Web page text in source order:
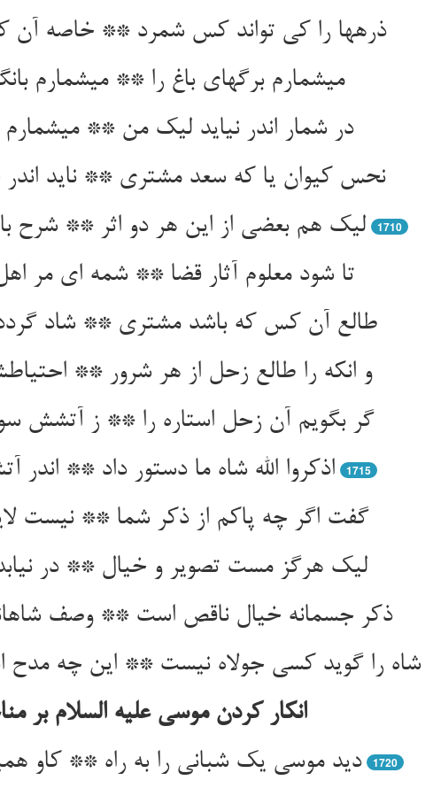
ذره‏ها را کی تواند کس شمرد ** خاصه آن
می‏شمارم برگهای باغ را ** می‏شمارم
در شمار اندر نیاید لیک من **
نحس کیوان یا که سعد مشتری ** ناید
لیک هم بعضی از این هر دو اثر ** شرح
1710
تا شود معلوم آثار قضا ** شمه ای مر
طالع آن کس که باشد مشتری ** شاد
و انکه را طالع زحل از هر شرور **
گر بگویم آن زحل استاره را ** ز آتشش
اذکروا الله شاه ما دستور داد ** اندر
1715
گفت اگر چه پاکم از ذکر شما ** نیست
لیک هرگز مست تصویر و خیال ** در نیابد
ذکر جسمانه خیال ناقص است ** وصف
شاه را گوید کسی جولاه نیست ** این چه مدح
انکار کردن موسی علیه السلام بر
دید موسی یک شبانی را به راه ** کاو
1720